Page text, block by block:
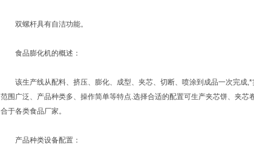
双螺杆具有自洁功能。
食品膨化机的概述：
该生产线从配料、挤压、膨化、成型、夹芯、切断、喷涂到成品一次完成,*
范围广泛、产品种类多、操作简单等特点.选择合适的配置可生产夹芯饼、夹
合于各类食品厂家。
产品种类设备配置：